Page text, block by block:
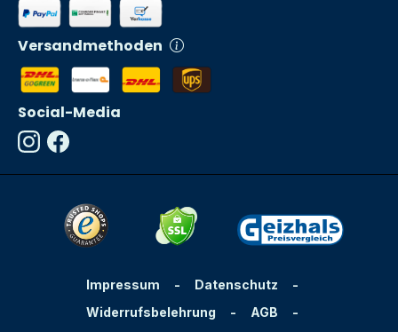
Versandmethoden
Social-Media
Impressum - Datenschutz
-
Widerrufsbelehrung
- AGB -